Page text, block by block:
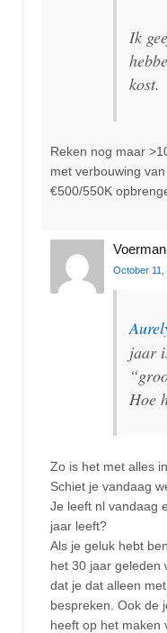
Ik
kost.
Reken nog maar
met verbouwing
€500/550K
Voerman
October 11,
jaar
Hoe
Zo is het met alles
Schiet je vandaag
Je leeft nl vandaag
jaar leeft?
Als je geluk hebt
het 30 jaar geleden
dat je dat alleen
bespreken. Ook de
heeft op het maken